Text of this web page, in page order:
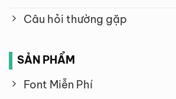
Câu hỏi thường gặp
SẢN PHẨM
Font Miễn Phí